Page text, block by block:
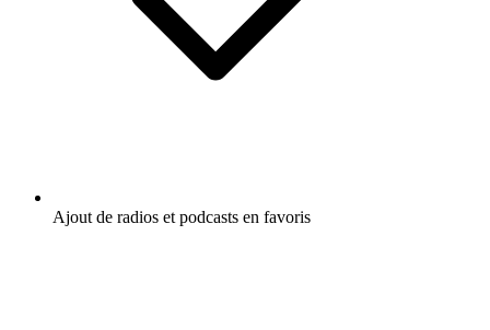
Ajout de radios et podcasts en favoris